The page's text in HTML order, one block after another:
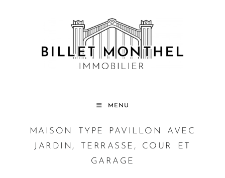
MENU
MAISON TYPE PAVILLON AVEC
JARDIN, TERRASSE, COUR ET
GARAGE